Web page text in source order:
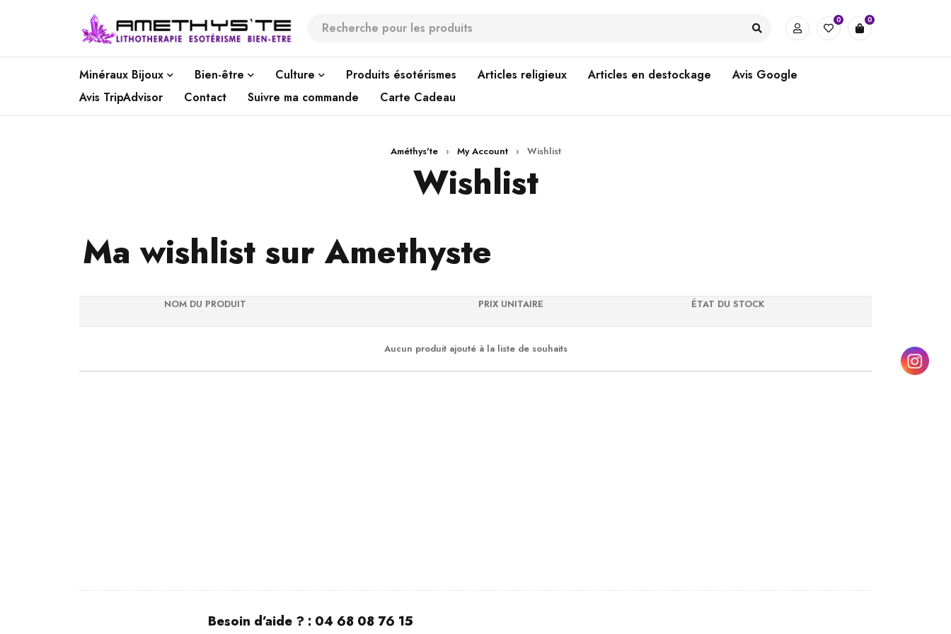
0 0
Minéraux Bijoux Bien-être Culture Produits ésotérismes Articles religieux Articles en destockage
Avis Google
Avis TripAdvisor
Contact Suivre ma commande Carte Cadeau
Améthys'te › My Account › Wishlist
Wishlist
Ma wishlist sur Amethyste
NOM DU PRODUIT PRIX UNITAIRE ÉTAT DU STOCK
Aucun produit ajouté à la liste de souhaits
Besoin d’aide ? : 04 68 08 76 15